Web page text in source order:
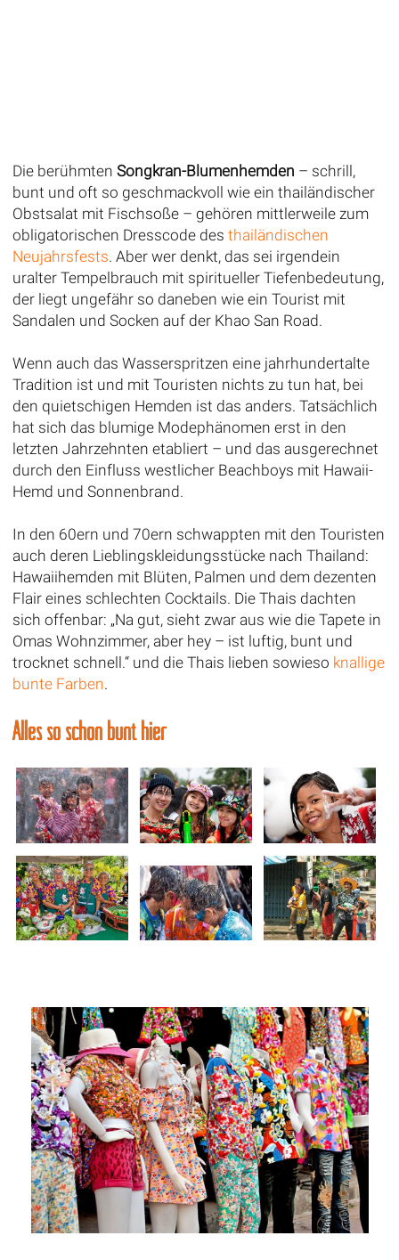
Die berühmten Songkran-Blumenhemden – schrill,
bunt und oft so geschmackvoll wie ein thailändischer
Obstsalat mit Fischsoße – gehören mittlerweile zum
obligatorischen Dresscode des thailändischen
Neujahrsfests. Aber wer denkt, das sei irgendein
uralter Tempelbrauch mit spiritueller Tiefenbedeutung,
der liegt ungefähr so daneben wie ein Tourist mit
Sandalen und Socken auf der Khao San Road.
Wenn auch das Wasserspritzen eine jahrhundertalte
Tradition ist und mit Touristen nichts zu tun hat, bei
den quietschigen Hemden ist das anders. Tatsächlich
hat sich das blumige Modephänomen erst in den
letzten Jahrzehnten etabliert – und das ausgerechnet
durch den Einfluss westlicher Beachboys mit Hawaii-
Hemd und Sonnenbrand.
In den 60ern und 70ern schwappten mit den Touristen
auch deren Lieblingskleidungsstücke nach Thailand:
Hawaiihemden mit Blüten, Palmen und dem dezenten
Flair eines schlechten Cocktails. Die Thais dachten
sich offenbar: „Na gut, sieht zwar aus wie die Tapete in
Omas Wohnzimmer, aber hey – ist luftig, bunt und
trocknet schnell.“ und die Thais lieben sowieso knallige
bunte Farben.
Alles so schön bunt hier